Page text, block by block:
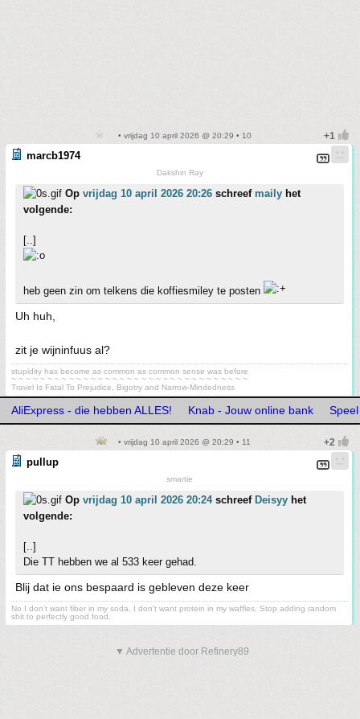
• vrijdag 10 april 2026 @ 20:29 • 10
marcb1974
Dakshin Ray
Op vrijdag 10 april 2026 20:26 schreef maily het
volgende:
[..]
heb geen zin om telkens die koffiesmiley te posten
Uh huh,
zit je wijninfuus al?
stupidity has become as common as common sense was before
~ ~ ~ ~ ~ ~ ~ ~ ~ ~ ~ ~ ~ ~ ~ ~ ~ ~ ~ ~ ~ ~ ~ ~ ~ ~ ~ ~ ~ ~ ~ ~ ~
Travel Is Fatal To Prejudice, Bigotry and Narrow-Mindedness
AliExpress - die hebben ALLES! Knab - Jouw online bank
• vrijdag 10 april 2026 @ 20:29 • 11
pullup
smartie
Op vrijdag 10 april 2026 20:24schreef Deisyy het
volgende:
[..]
Die TT hebben we al 533 keer gehad.
Blij dat ie ons bespaard is gebleven deze keer
No I don't want fiber in my soda. I don't want protein in my waffles. Stop adding random
shit to perfectly good food.
▼ Advertentie door Refinery89